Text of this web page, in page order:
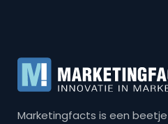
Marketingfacts is een